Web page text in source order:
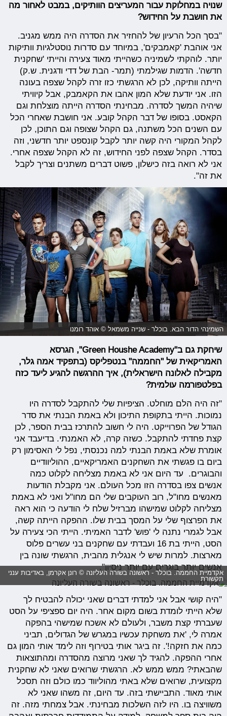
שנויה במחלוקת עבור המעריצים הוותיקים, במבט לאחור מה
את חושבת על החידוש?
"בסך הכל הרעיון של להחזיר את הסדרה היה ממש מגניב.
אני אוהבת 'קאמבקים', במיוחד עם סדרות נוסטלגיות וותיקות
יותר. לוהקתי לשמיניה כשהייתי מאוד צעירה והייתי 'שחקנית
חדשה'. הדמות שגילמתי (תמר- הבת של דדי ודגנית. ש.ק)
הייתה וותיקה, לכן לא הרגשתי כזו זרה לקהל שצפה בעונה
הזו. אני יודעת שלא המון אהבו את הקאמבק, אבל קיוויתי
שיהיה המשך לסדרה. מבחינתי הסדרה הייתה מוצלחת וגם
הקאסט. בסופו של דבר הקהל קובע. אני חושבת שאחרי הכל
עם השנים הכל משתנה, גם הקהל שצופה וגם התוכן, לכן
לקהל המקורי היה קשה יותר לקבל קונספט יותר חדשני, וזה
בסדר. הקהל שצפה לפני החידוש, זה לא הקהל שצפה אחרי.
אני לא רואה בזה כישלון, פשוט דברים משתנים וצריך לקבל
את זה".
השמינהי הדור הבא. בוכלר - שנייה משמאל © אוהד רומנו
שיחקת גם ב"Green Houshe Academy", הגרסא
האמריקאית של "החממה" בנטפליקס (בתפקיד אמה גלר,
מקבילה לאלונה הישראלית), איך ההרגשה להגיע ליעד כזה
בפלטפורמה עולמית?
"זה היה הלם מוחלט. הציפיות שלי להתקבל לסדרה היו
נמוכות. הייתי בתקופת התיכון ולא באמת הבנתי את סדר
הגודל של הפרוייקט. היה לי חשוב להתרכז בבית הספר, לכן
קצת פחדתי להתקבל. כשזה קרה, לא האמנתי. בדיעבד אני
אומרת שלא באמת הבנתי למה נכנסתי, נפל לי האסימון רק
ביום בו פגשתי את השחקנים האמריקאיים, ההוליוודיים
והבוגרים. עד היום אני לא באמת מצליחה לקלוט כמה
אנשים צפו בסדרה הזו מכל העולם. אני מקבלת הודעות
מאנשים מחו"ל, רוב העוקבים שלי הם מחו"ל ואני לא באמת
מצליחה לקלוט שמישהו מברזיל שלח לי הודעה כי הוא ראה
את הפרצוף שלי על המסך בבית שלו. ההפקה הייתה קשה,
אבל לגמרי נתנה לי 'פוש' לדבר האמיתי. הייתי הכי צעירה על
הסט, הייתי בת 16 ועבדתי עם שחקנים בני עשרים פלוס
מארצות. למרות שיש לי אנגלית מהבית, הרגשתי שונה בין
אנשים יותר בוגרים עם יותר ניסיון".
אקדמיית החממה. בוכלר - ראשונה בשורה העליונה © רונן אקרמן, באדיבות ענני
תקשורת
"היה קושי אבל אני למדתי דברים שאני יכולה להבטיח לך
שלא הייתי לומדת בשום מקום אחר. היה יום ספציפי על הסט
שעברתי קצת משבר, ולעולם לא אשכח שמישהי בהפקה
אמרה לי, 'את משחקת עכשיו במגרש של הגדולים, תביני
כמה את חזקה!'. זה ביגר אותי בטירוף וזה לימד אותי המון גם
אחרי ההפקה. להגיד לך שאני מרוצה מהסדרה ומהתוצאות
שהבאתי? ממש ממש לא. הרגשתי שרואים שאני לא שחקנית
מקצועית, שרואים שלא באתי מהוליווד כמו כולם וזה תסכל
אותי מאוד. התביישתי בזה. עד היום, זה משהו שאני לא
משוויצה בו. היו לזה השלכות מבחינתי. אבל צמחתי מזה. זה